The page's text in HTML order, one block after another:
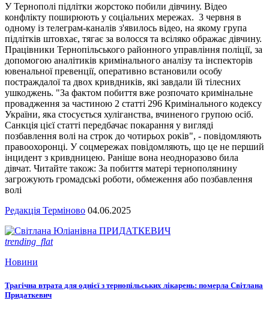
У Тернополі підлітки жорстоко побили дівчину. Відео
конфлікту поширюють у соціальних мережах. 3 червня в
одному із телеграм-каналів з'явилось відео, на якому група
підлітків штовхає, тягає за волосся та всіляко ображає дівчину.
Працівники Тернопільського районного управління поліції, за
допомогою аналітиків кримінального аналізу та інспекторів
ювенальної превенції, оперативно встановили особу
постраждалої та двох кривдників, які завдали їй тілесних
ушкоджень. "За фактом побиття вже розпочато кримінальне
провадження за частиною 2 статті 296 Кримінального кодексу
України, яка стосується хуліганства, вчиненого групою осіб.
Санкція цієї статті передбачає покарання у вигляді
позбавлення волі на строк до чотирьох років", - повідомляють
правоохоронці. У соцмережах повідомляють, що це не перший
інцидент з кривдницею. Раніше вона неодноразово била
дівчат. Читайте також: За побиття матері тернополянину
загрожують громадські роботи, обмеження або позбавлення
волі
Редакція Терміново 04.06.2025
trending_flat
Новини
Трагічна втрата для однієї з тернопільських лікарень: померла Світлана
Придаткевич